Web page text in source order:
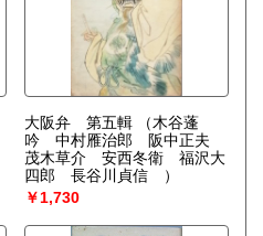
大阪弁 第五輯
（木谷蓬
吟 中村雁治郎 阪中正夫
茂木草介 安西冬衛 福沢大
四郎 長谷川貞信 ）
￥1,730